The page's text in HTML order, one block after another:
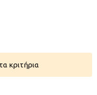
κριτήρια